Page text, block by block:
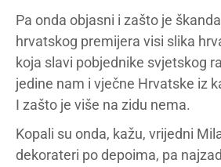
Pa onda objasni i zašto je
hrvatskog premijera visi slika
koja slavi pobjednike svjetskog
jedine nam i vječne Hrvatske iz
I zašto je više na zidu nema.
Kopali su onda, kažu, vrijedni
dekorateri po depoima, pa